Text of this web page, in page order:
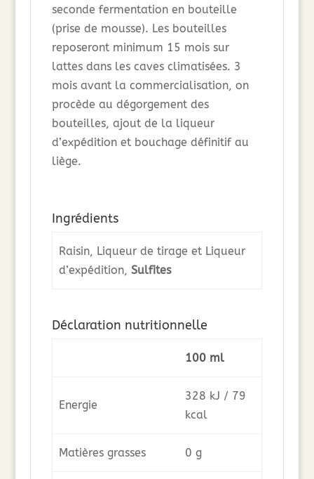
seconde fermentation en bouteille
(prise de mousse). Les bouteilles
reposeront minimum 15 mois sur
lattes dans les caves climatisées. 3
mois avant la commercialisation, on
procède au dégorgement des
bouteilles, ajout de la liqueur
d’expédition et bouchage définitif au
liège.
Ingrédients
Raisin, Liqueur de tirage et Liqueur
d’expédition, Sulfites
Déclaration nutritionnelle
100 ml
Energie
328 kJ / 79
kcal
Matières grasses 0 g